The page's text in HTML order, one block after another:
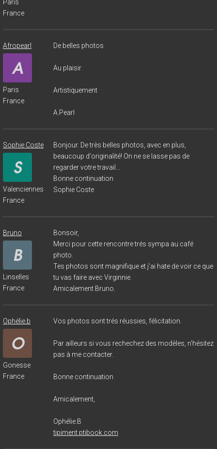
Paris
France
Afropearl
Paris
France
De belles photos
Au plaisir
Artistiquement
A.Pearl
Sophie Coste
Valenciennes
France
Bonjour. De très belles photos, avec en plus,
beaucoup d'originalité! On ne se lasse pas de
regarder votre travail...
Bonne continuation
Sophie Coste
Bruno
Linselles
France
Bonsoir,
Merci pour cette rencontre trés sympa au café
photo.
Tes photos sont magnifique et j'ai hate de voir ce que
tu vas faire avec Virginnie.
Amicalement Bruno.
Ophélie.b
Gonesse
France
Vos photos sont trés réussies, félicitation.
Par ailleurs si vous rechechez des modèles, n'hésitez
pas à me contacter.
Bonne continuation
Amicalement,
Ophélie.B
tipiment.ptibook.com